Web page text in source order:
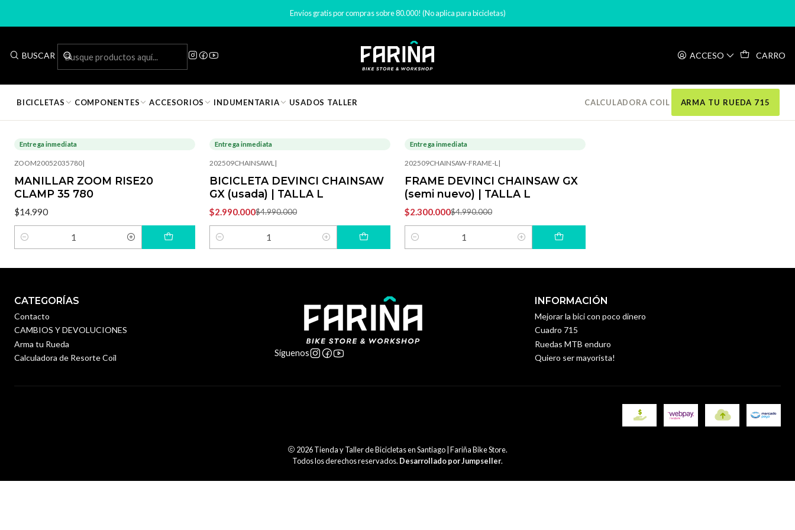
BUSCAR ACCESO CARRO
Envíos gratis por compras sobre 80.000! (No aplica para bicicletas)
Inicio Componentes de Bicicleta USADOS
USADOS
Entrega inmediata
ZOOM20052035780|
MANILLAR ZOOM RISE20
CLAMP 35 780
$14.990
Cantidad
Entrega inmediata
202509CHAINSAWL|
BICICLETA DEVINCI CHAINSAW
GX (usada) | TALLA L
$2.990.000$4.990.000
Cantidad
Entrega inmediata
202509CHAINSAW-FRAME-L|
FRAME DEVINCI CHAINSAW GX
(semi nuevo) | TALLA L
$2.300.000$4.990.000
Cantidad
CATEGORÍAS
Contacto
CAMBIOS Y DEVOLUCIONES
Arma tu Rueda
Calculadora de Resorte Coil
Síguenos
INFORMACIÓN
Mejorar la bici con poco dinero
Cuadro 715
Ruedas MTB enduro
Quiero ser mayorista!
2026 Tienda y Taller de Bicicletas en Santiago | Fariña Bike Store.
Todos los derechos reservados. Desarrollado por Jumpseller.
BICICLETAS COMPONENTES ACCESORIOS INDUMENTARIA USADOS TALLER CALCULADORA COIL ARMA TU RUEDA 715